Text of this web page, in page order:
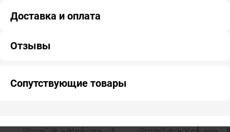
Доставка и оплата
Отзывы
Сопутствующие товары